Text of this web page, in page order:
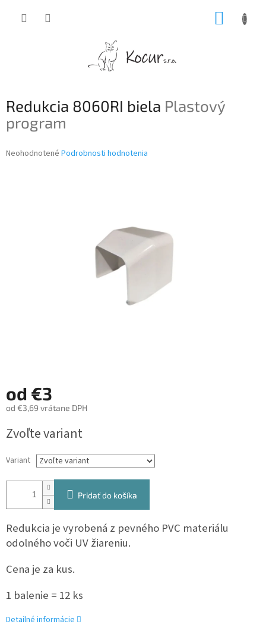
Redukcia 8060RI biela Plastový
program
Priemerné
Neohodnotené Podrobnosti hodnotenia
od €3
od €3,69 vrátane DPH
cena:
Zvoľte variant
Variant
Pridať do košíka
Redukcia je vyrobená z pevného PVC materiálu
odolného voči UV žiareniu.
Cena je za kus.
1 balenie = 12 ks
Detailné informácie